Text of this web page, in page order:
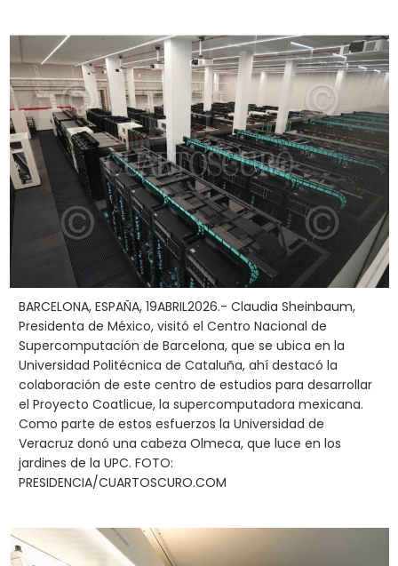
BARCELONA, ESPAÑA, 19ABRIL2026.- Claudia Sheinbaum,
Presidenta de México, visitó el Centro Nacional de
Supercomputación de Barcelona, que se ubica en la
Universidad Politécnica de Cataluña, ahí destacó la
colaboración de este centro de estudios para desarrollar
el Proyecto Coatlicue, la supercomputadora mexicana.
Como parte de estos esfuerzos la Universidad de
Veracruz donó una cabeza Olmeca, que luce en los
jardines de la UPC. FOTO:
PRESIDENCIA/CUARTOSCURO.COM